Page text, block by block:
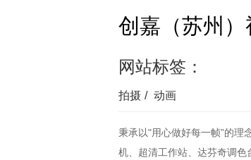
创嘉（苏州）
网站标签：
拍摄 / 动画
秉承以"用心做好每一帧”的理
机、超清工作站、达芬奇调色